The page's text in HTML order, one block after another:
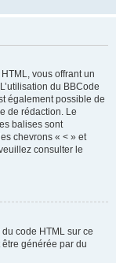
vous offrant un
du BBCode
également possible de
de rédaction. Le
balises sont
chevrons « < » et
consulter le
code HTML sur ce
générée par du